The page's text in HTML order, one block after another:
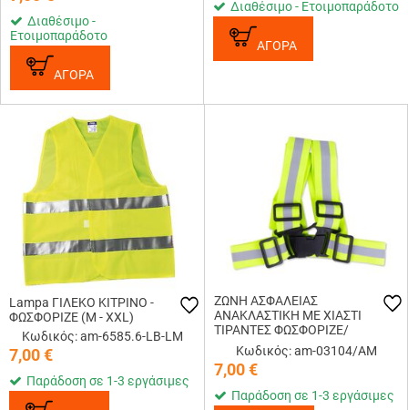
Διαθέσιμο -
Ετοιμοπαράδοτο
ΑΓΟΡΑ
Διαθέσιμο - Ετοιμοπαράδοτο
ΑΓΟΡΑ
Lampa ΓΙΛΕΚΟ ΚΙΤΡΙΝΟ -
ΦΩΣΦΟΡΙΖΕ (M - XXL)
Κωδικός: am-6585.6-LB-LM
7,00€
Παράδοση σε 1-3 εργάσιμες
ΖΩΝΗ ΑΣΦΑΛΕΙΑΣ
ΑΝΑΚΛΑΣΤΙΚΗ ΜΕ ΧΙΑΣΤΙ
ΤΙΡΑΝΤΕΣ ΦΩΣΦΟΡΙΖΕ/
ΠΟΛΥΕΣΤΕΡΙΚΟ ΑMiO - 1 TEM.
Κωδικός: am-03104/AM
7,00€
Παράδοση σε 1-3 εργάσιμες